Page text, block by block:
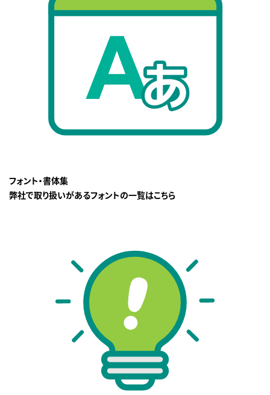
フォント・書体集
弊社で取り扱いがあるフォントの一覧はこちら